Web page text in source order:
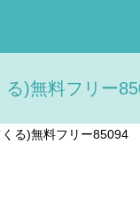
)無料フリー
る)無料フリー85094